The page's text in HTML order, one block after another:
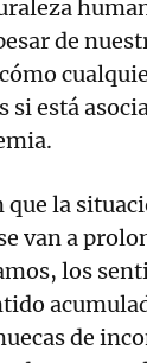
de
si está
que la
van a
los
de